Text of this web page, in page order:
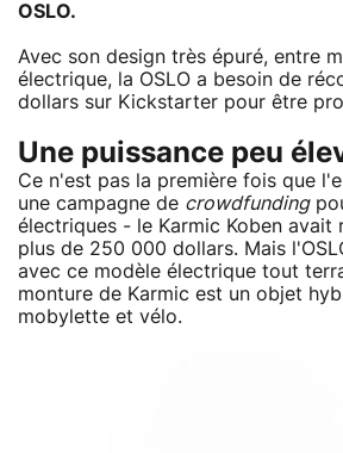
OSLO.
Avec son design très épuré, entre
électrique, la OSLO a besoin de
dollars sur Kickstarter pour être
Une puissance peu
Ce n'est pas la première fois que
une campagne de crowdfunding
électriques - le Karmic Koben avait
plus de 250 000 dollars. Mais
avec ce modèle électrique tout
monture de Karmic est un objet
mobylette et vélo.